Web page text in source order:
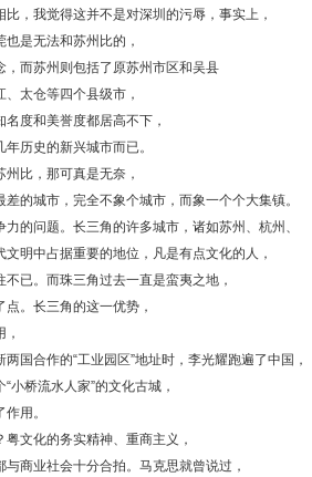
，我觉得这并不是对深圳的污辱，事实上，
是无法和苏州比的，
，而苏州则包括了原苏州市区和吴县
、太仓等四个县级市，
度和美誉度都居高不下，
历史的新兴城市而已。
比，那可真是无奈，
的城市，完全不象个城市，而象一个个大集镇。
的问题。长三角的许多城市，诸如苏州、杭州、
明中占据重要的地位，凡是有点文化的人，
已。而珠三角过去一直是蛮夷之地，
。长三角的这一优势，
国合作的“工业园区”地址时，李光耀跑遍了中国，
小桥流水人家”的文化古城，
用。
文化的务实精神、重商主义，
商业社会十分合拍。马克思就曾说过，